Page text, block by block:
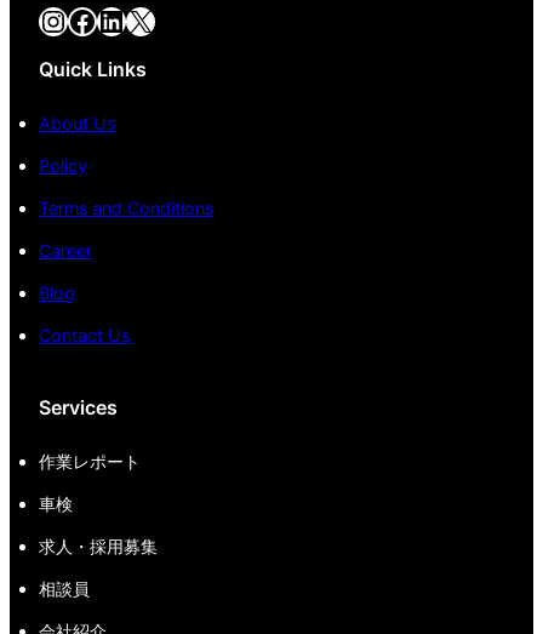
InstagramFacebook LinkedIn X
Quick Links
About Us
Policy
Terms and Conditions
Career
Blog
Contact Us
Services
作業レポート
車検
求人・採用募集
相談員